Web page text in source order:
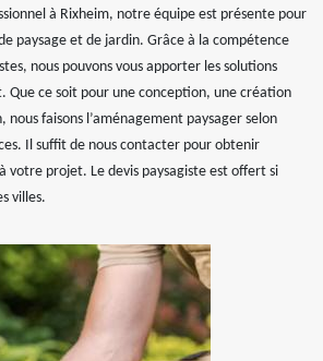
à Rixheim, notre équipe est présente pour
paysage et de jardin. Grâce à la compétence
nous pouvons vous apporter les solutions
Que ce soit pour une conception, une création
faisons l’aménagement paysager selon
Il suffit de nous contacter pour obtenir
votre projet. Le devis paysagiste est offert si
villes.